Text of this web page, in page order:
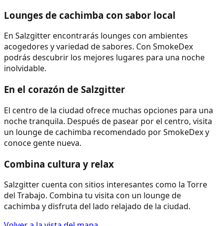
Lounges de cachimba con sabor local
En Salzgitter encontrarás lounges con ambientes
acogedores y variedad de sabores. Con SmokeDex
podrás descubrir los mejores lugares para una noche
inolvidable.
En el corazón de Salzgitter
El centro de la ciudad ofrece muchas opciones para una
noche tranquila. Después de pasear por el centro, visita
un lounge de cachimba recomendado por SmokeDex y
conoce gente nueva.
Combina cultura y relax
Salzgitter cuenta con sitios interesantes como la Torre
del Trabajo. Combina tu visita con un lounge de
cachimba y disfruta del lado relajado de la ciudad.